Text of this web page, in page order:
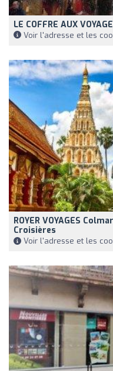
LE COFFRE AUX
Voir l'adresse et les
ROYER VOYAGES
Croisières
Voir l'adresse et les